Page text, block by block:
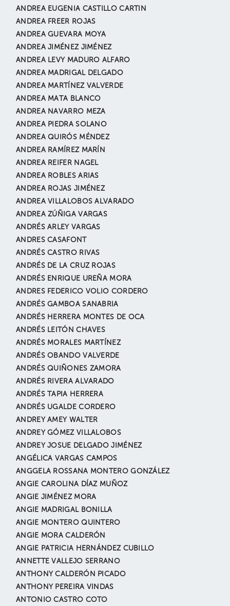
ANDREA EUGENIA CASTILLO CARTIN
ANDREA FREER ROJAS
ANDREA GUEVARA MOYA
ANDREA JIMÉNEZ JIMÉNEZ
ANDREA LEVY MADURO ALFARO
ANDREA MADRIGAL DELGADO
ANDREA MARTÍNEZ VALVERDE
ANDREA MATA BLANCO
ANDREA NAVARRO MEZA
ANDREA PIEDRA SOLANO
ANDREA QUIRÓS MÉNDEZ
ANDREA RAMÍREZ MARÍN
ANDREA REIFER NAGEL
ANDREA ROBLES ARIAS
ANDREA ROJAS JIMÉNEZ
ANDREA VILLALOBOS ALVARADO
ANDREA ZÚÑIGA VARGAS
ANDRÉS ARLEY VARGAS
ANDRES CASAFONT
ANDRÉS CASTRO RIVAS
ANDRÉS DE LA CRUZ ROJAS
ANDRÉS ENRIQUE UREÑA MORA
ANDRES FEDERICO VOLIO CORDERO
ANDRÉS GAMBOA SANABRIA
ANDRÉS HERRERA MONTES DE OCA
ANDRÉS LEITÓN CHAVES
ANDRÉS MORALES MARTÍNEZ
ANDRÉS OBANDO VALVERDE
ANDRÉS QUIÑONES ZAMORA
ANDRÉS RIVERA ALVARADO
ANDRÉS TAPIA HERRERA
ANDRÉS UGALDE CORDERO
ANDREY AMEY WALTER
ANDREY GÓMEZ VILLALOBOS
ANDREY JOSUE DELGADO JIMÉNEZ
ANGÉLICA VARGAS CAMPOS
ANGGELA ROSSANA MONTERO GONZÁLEZ
ANGIE CAROLINA DÍAZ MUÑOZ
ANGIE JIMÉNEZ MORA
ANGIE MADRIGAL BONILLA
ANGIE MONTERO QUINTERO
ANGIE MORA CALDERÓN
ANGIE PATRICIA HERNÁNDEZ CUBILLO
ANNETTE VALLEJO SERRANO
ANTHONY CALDERÓN PICADO
ANTHONY PEREIRA VINDAS
ANTONIO CASTRO COTO